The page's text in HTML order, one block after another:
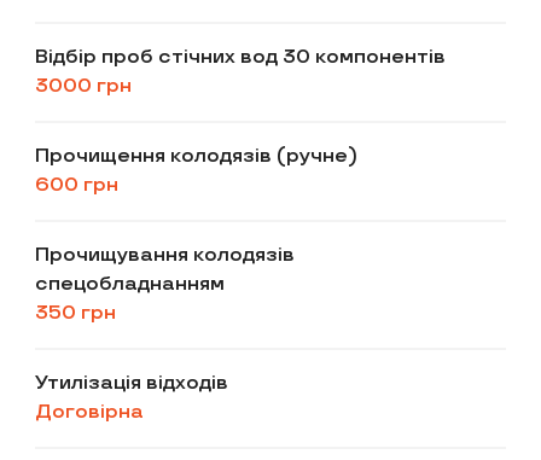
Відбір проб стічних вод 30 компонентів
3000 грн
Прочищення колодязів (ручне)
600 грн
Прочищування колодязів
спецобладнанням
350 грн
Утилізація відходів
Договірна